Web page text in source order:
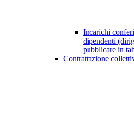
Incarichi
dipendenti
pubblicare in
Contrattazione